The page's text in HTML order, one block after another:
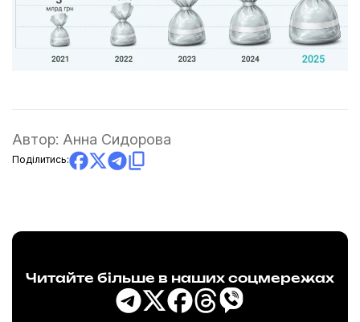
Автор: Анна Сидорова
Поділитись:
Читайте більше в наших соцмережах